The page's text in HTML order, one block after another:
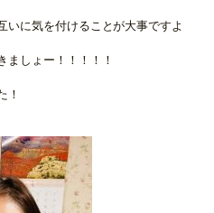
いに気を付けることが大事ですよ
ましょー！！！！！
！